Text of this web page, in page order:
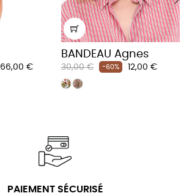
Prix
66,00 €
BANDEAU Agnes
Prix
habituel
30,00 € -60% Prix
12,00 €
›
PAIEMENT SÉCURISÉ